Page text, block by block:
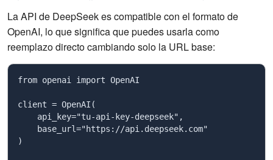
La API de DeepSeek es compatible con el formato de
OpenAI, lo que significa que puedes usarla como
reemplazo directo cambiando solo la URL base:
from openai import OpenAI
client = OpenAI(
)